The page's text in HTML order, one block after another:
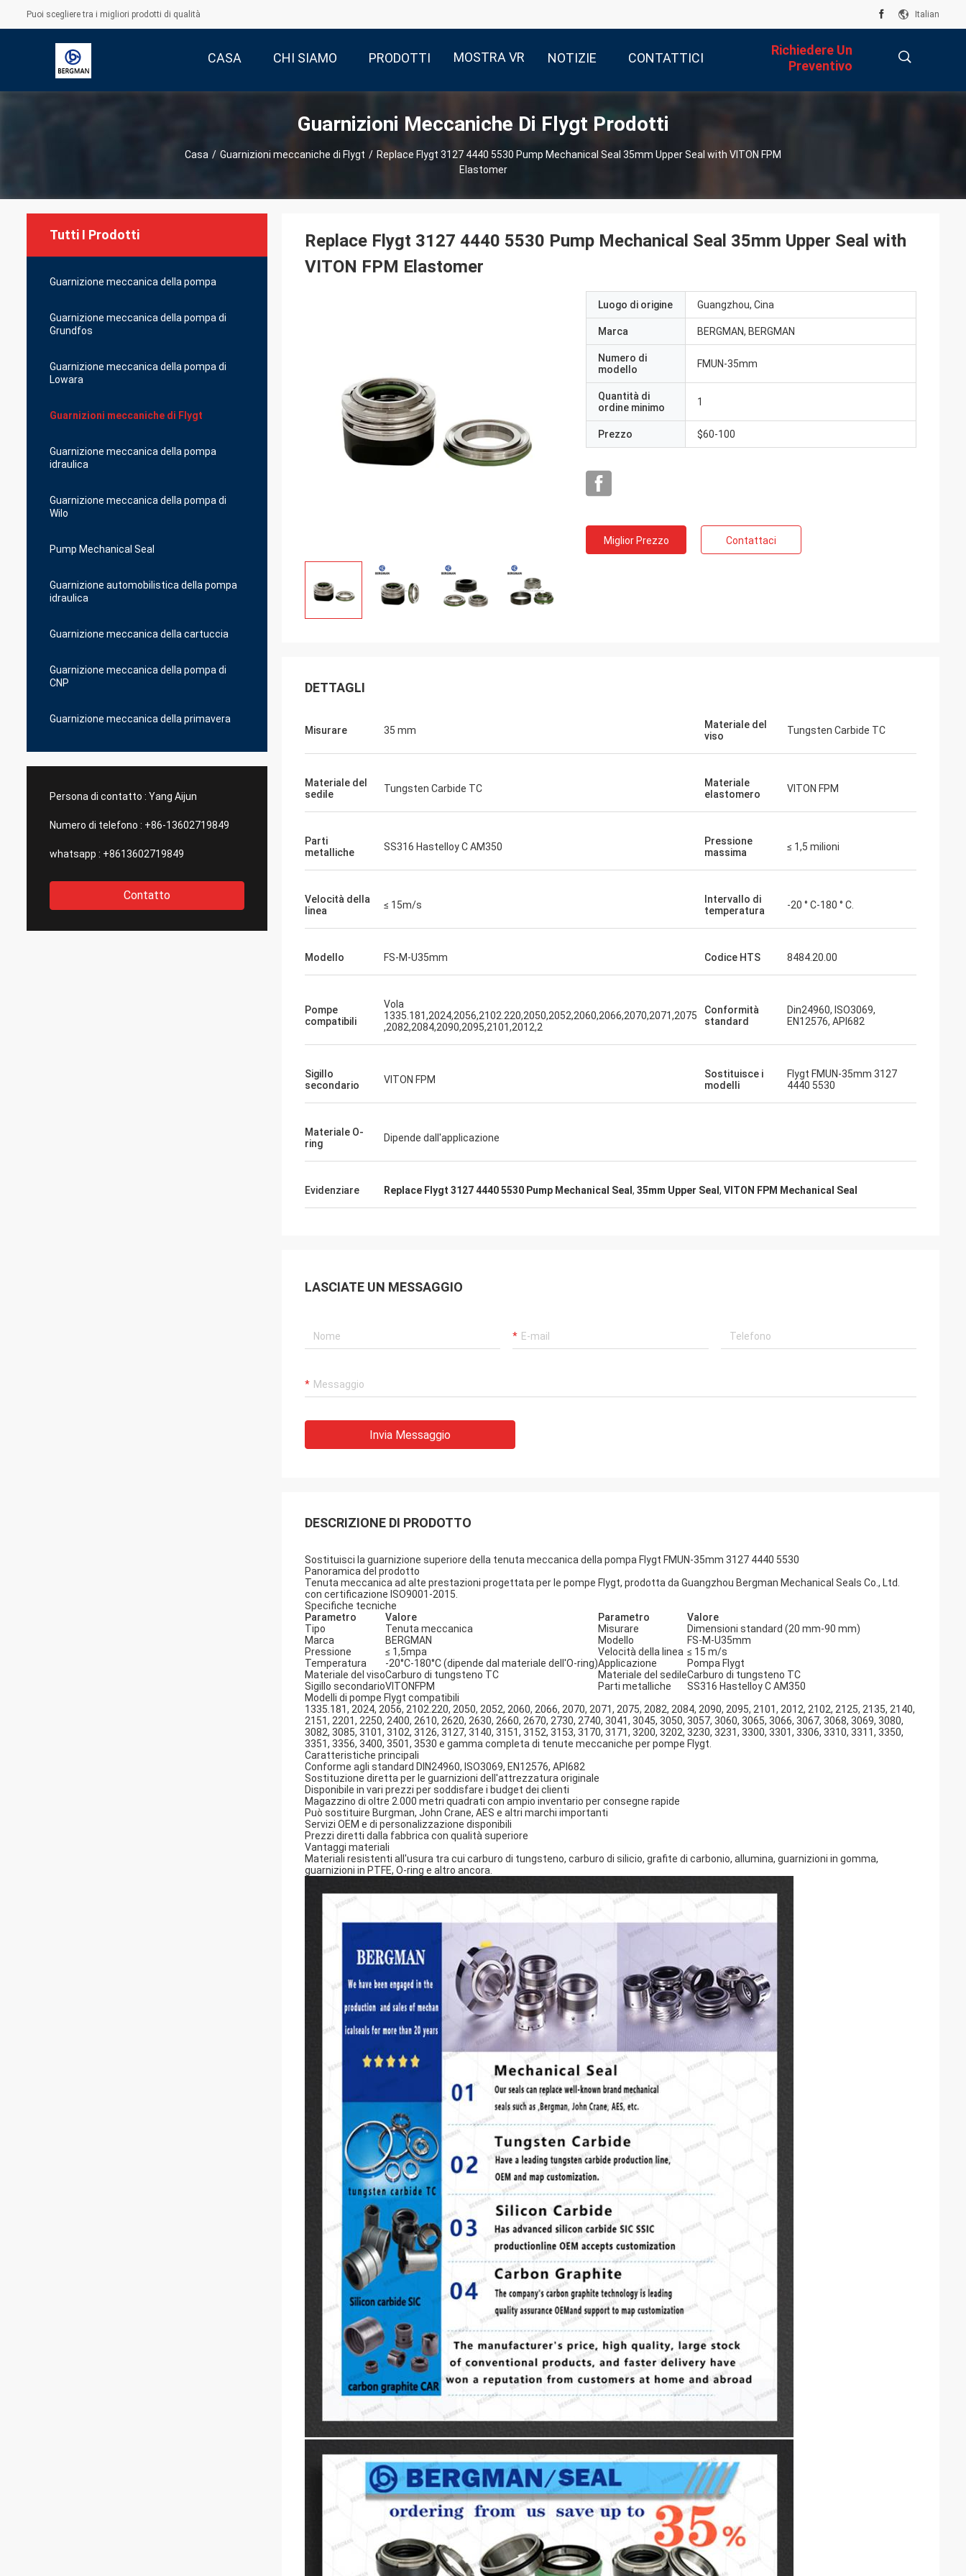
Puoi scegliere tra i migliori prodotti di qualità Italian
CASA CHI SIAMO PRODOTTI MOSTRA VR NOTIZIE CONTATTICI
Richiedere Un
Preventivo
Guarnizioni Meccaniche Di Flygt Prodotti
Casa / Guarnizioni meccaniche di Flygt / Replace Flygt 3127 4440 5530 Pump Mechanical Seal 35mm Upper Seal with VITON FPM
Elastomer
Tutti I Prodotti
Guarnizione meccanica della pompa
Guarnizione meccanica della pompa di
Grundfos
Guarnizione meccanica della pompa di
Lowara
Guarnizioni meccaniche di Flygt
Guarnizione meccanica della pompa
idraulica
Guarnizione meccanica della pompa di
Wilo
Pump Mechanical Seal
Guarnizione automobilistica della pompa
idraulica
Guarnizione meccanica della cartuccia
Guarnizione meccanica della pompa di
CNP
Guarnizione meccanica della primavera
Persona di contatto : Yang Aijun
Numero di telefono : +86-13602719849
whatsapp : +8613602719849
Contatto
Replace Flygt 3127 4440 5530 Pump Mechanical Seal 35mm Upper Seal with
VITON FPM Elastomer
Luogo di origine Guangzhou, Cina
Marca BERGMAN, BERGMAN
Numero di
modello
FMUN-35mm
Quantità di
ordine minimo
1
Prezzo $60-100
Miglior Prezzo Contattaci
DETTAGLI
Misurare 35 mm
Materiale del
viso
Tungsten Carbide TC
Materiale del
sedile
Tungsten Carbide TC
Materiale
elastomero
VITON FPM
Parti
metalliche
SS316 Hastelloy C AM350
Pressione
massima
≤ 1,5 milioni
Velocità della
linea
≤ 15m/s
Intervallo di
temperatura
-20 ° C-180 ° C.
Modello FS-M-U35mm Codice HTS 8484.20.00
Pompe
compatibili
Vola
1335.181,2024,2056,2102.220,2050,2052,2060,2066,2070,2071,2075
,2082,2084,2090,2095,2101,2012,2
Conformità
standard
Din24960, ISO3069,
EN12576, API682
Sigillo
secondario
VITON FPM
Sostituisce i
modelli
Flygt FMUN-35mm 3127
4440 5530
Materiale O-
ring
Dipende dall'applicazione
Evidenziare Replace Flygt 3127 4440 5530 Pump Mechanical Seal , 35mm Upper Seal , VITON FPM Mechanical Seal
LASCIATE UN MESSAGGIO
Invia Messaggio
DESCRIZIONE DI PRODOTTO
Sostituisci la guarnizione superiore della tenuta meccanica della pompa Flygt FMUN-35mm 3127 4440 5530
Panoramica del prodotto
Tenuta meccanica ad alte prestazioni progettata per le pompe Flygt, prodotta da Guangzhou Bergman Mechanical Seals Co., Ltd.
con certificazione ISO9001-2015.
Specifiche tecniche
Parametro
Valore Parametro
Valore
Tipo
Tenuta meccanica Misurare
Dimensioni standard (20 mm-90 mm)
Marca
BERGMAN Modello
FS-M-U35mm
Pressione
≤ 1,5mpa Velocità della linea ≤ 15 m/s
Temperatura
-20°C-180°C (dipende dal materiale dell'O-ring)Applicazione
Pompa Flygt
Materiale del visoCarburo di tungsteno TC Materiale del sedileCarburo di tungsteno TC
Sigillo secondarioVITONFPM Parti metalliche
SS316 Hastelloy C AM350
Modelli di pompe Flygt compatibili
1335.181, 2024, 2056, 2102.220, 2050, 2052, 2060, 2066, 2070, 2071, 2075, 2082, 2084, 2090, 2095, 2101, 2012, 2102, 2125, 2135, 2140,
2151, 2201, 2250, 2400, 2610, 2620, 2630, 2660, 2670, 2730, 2740, 3041, 3045, 3050, 3057, 3060, 3065, 3066, 3067, 3068, 3069, 3080,
3082, 3085, 3101, 3102, 3126, 3127, 3140, 3151, 3152, 3153, 3170, 3171, 3200, 3202, 3230, 3231, 3300, 3301, 3306, 3310, 3311, 3350,
3351, 3356, 3400, 3501, 3530 e gamma completa di tenute meccaniche per pompe Flygt.
Caratteristiche principali
Conforme agli standard DIN24960, ISO3069, EN12576, API682
Sostituzione diretta per le guarnizioni dell'attrezzatura originale
Disponibile in vari prezzi per soddisfare i budget dei clienti
Magazzino di oltre 2.000 metri quadrati con ampio inventario per consegne rapide
Può sostituire Burgman, John Crane, AES e altri marchi importanti
Servizi OEM e di personalizzazione disponibili
Prezzi diretti dalla fabbrica con qualità superiore
Vantaggi materiali
Materiali resistenti all'usura tra cui carburo di tungsteno, carburo di silicio, grafite di carbonio, allumina, guarnizioni in gomma,
guarnizioni in PTFE, O-ring e altro ancora.